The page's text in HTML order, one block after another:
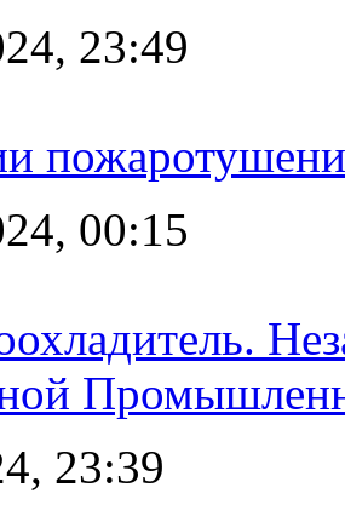
23:49
00:15
23:39